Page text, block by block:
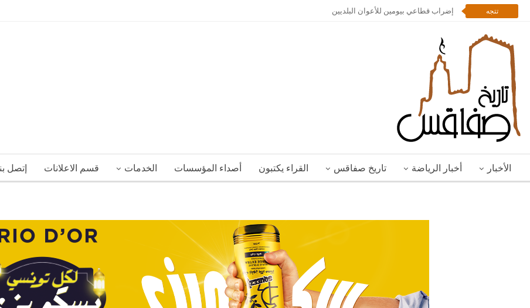
تتجه إضراب قطاعي بيومين للأعوان البلديين
الأخبار أخبار الرياضة تاريخ صفاقس القراء يكتبون أصداء المؤسسات الخدمات قسم الاعلانات إتصل